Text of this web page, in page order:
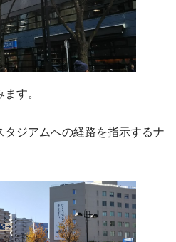
す。
ジアムへの経路を指示するナ